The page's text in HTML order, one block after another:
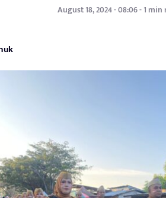
August 18, 2024 - 08:06 - 1 min